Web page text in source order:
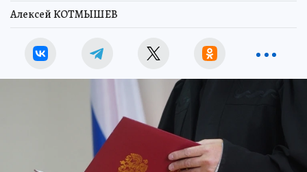
Алексей КОТМЫШЕВ